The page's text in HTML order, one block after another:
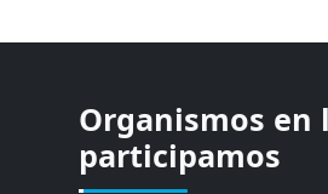
Organismos en
participamos
CÁMARA DE COMERCIO
COMISIÓN ASESORA DE
AYUNTAMIENTO DE